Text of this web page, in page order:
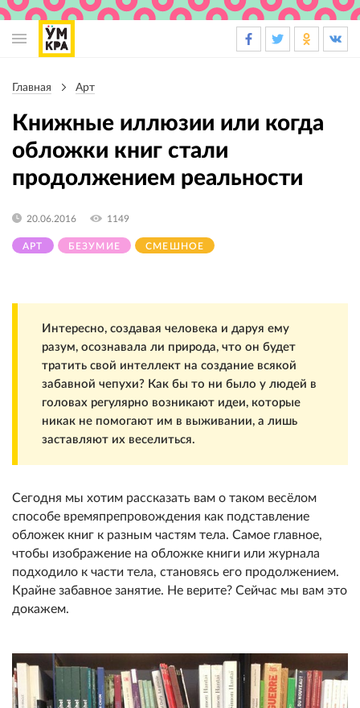
навигации
Главная Арт
Книжные иллюзии или когда
обложки книг стали
продолжением реальности
АРТ БЕЗУМИЕ СМЕШНОЕ
20.06.2016 1149
Интересно, создавая человека и даруя ему
разум, осознавала ли природа, что он будет
тратить свой интеллект на создание всякой
забавной чепухи? Как бы то ни было у людей в
головах регулярно возникают идеи, которые
никак не помогают им в выживании, а лишь
заставляют их веселиться.
Сегодня мы хотим рассказать вам о таком весёлом
способе времяпрепровождения как подставление
обложек книг к разным частям тела. Самое главное,
чтобы изображение на обложке книги или журнала
подходило к части тела, становясь его продолжением.
Крайне забавное занятие. Не верите? Сейчас мы вам это
докажем.